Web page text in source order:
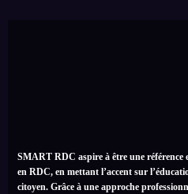
SMART RDC aspire à être une
en RDC, en mettant l’accent sur
citoyen. Grâce à une approche